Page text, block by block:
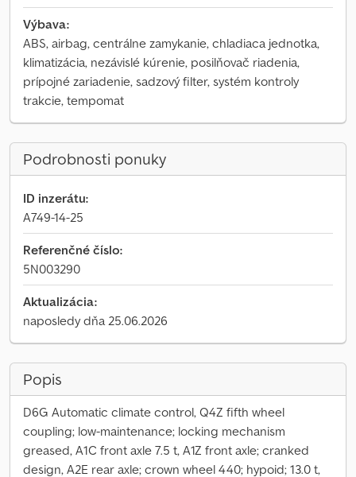
Výbava:
ABS, airbag, centrálne zamykanie, chladiaca jednotka,
klimatizácia, nezávislé kúrenie, posilňovač riadenia,
prípojné zariadenie, sadzový filter, systém kontroly
trakcie, tempomat
Podrobnosti ponuky
ID inzerátu:
A749-14-25
Referenčné číslo:
5N003290
Aktualizácia:
naposledy dňa 25.06.2026
Popis
D6G Automatic climate control, Q4Z fifth wheel
coupling; low-maintenance; locking mechanism
greased, A1C front axle 7.5 t, A1Z front axle; cranked
design, A2E rear axle; crown wheel 440; hypoid; 13.0 t,